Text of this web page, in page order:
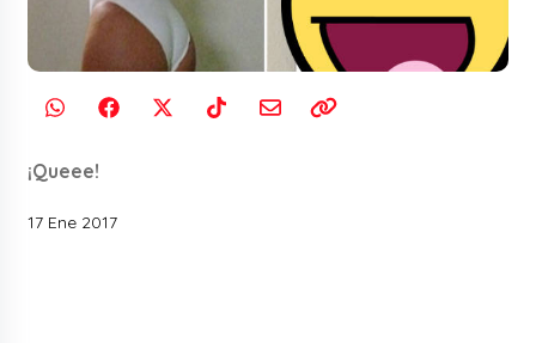
¡Queee!
17 Ene 2017